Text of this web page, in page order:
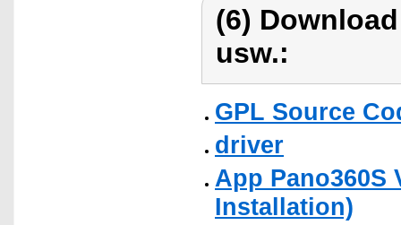
(6)
usw.:
GPL Source
driver
App Pano360S
Installation)